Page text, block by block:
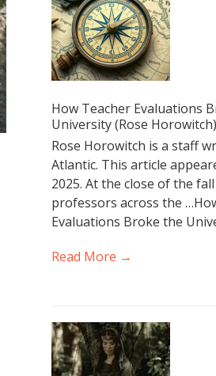
How Teacher Evaluations
University (Rose Horowitch)
Rose Horowitch is a staff
Atlantic. This article
2025. At the close of the
professors across the
Evaluations Broke the
Read More →